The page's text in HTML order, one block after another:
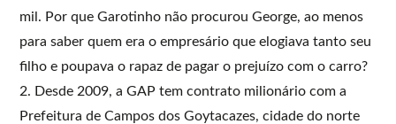
mil. Por que Garotinho não procurou George, ao menos
para saber quem era o empresário que elogiava tanto seu
filho e poupava o rapaz de pagar o prejuízo com o carro?
2. Desde 2009, a GAP tem contrato milionário com a
Prefeitura de Campos dos Goytacazes, cidade do norte